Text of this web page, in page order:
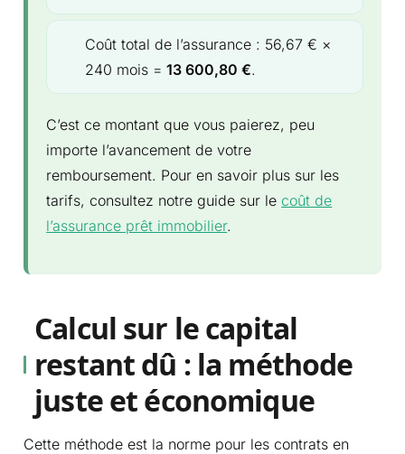
Coût total de l’assurance : 56,67 € ×
240 mois =13 600,80 €.
C’est ce montant que vous paierez, peu
importe l’avancement de votre
remboursement. Pour en savoir plus sur les
tarifs, consultez notre guide sur le coût de
l’assurance prêt immobilier.
Calcul sur le capital
restant dû : la méthode
juste et économique
Cette méthode est la norme pour les contrats en